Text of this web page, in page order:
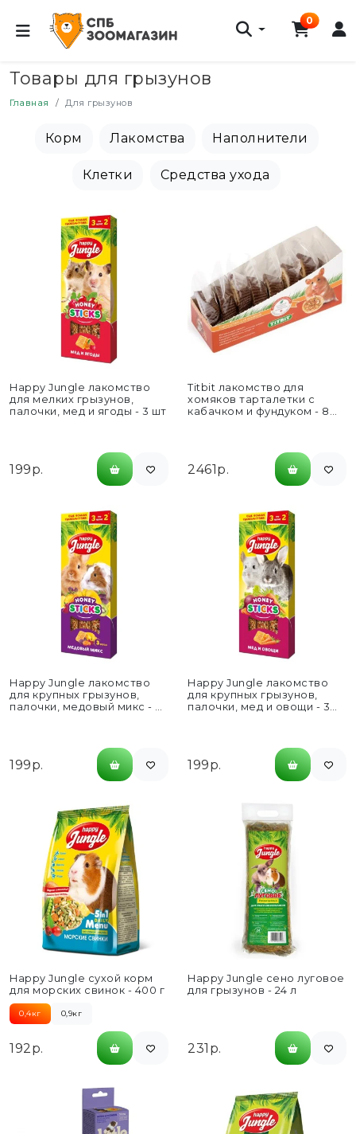
0
Товары для грызунов
Главная Для грызунов
Корм Лакомства Наполнители
Клетки Средства ухода
Happy Jungle лакомство
для мелких грызунов,
палочки, мед и ягоды - 3 шт
199р.
Titbit лакомство для
хомяков тарталетки с
кабачком и фундуком - 8
2461р.
Happy Jungle лакомство
для крупных грызунов,
палочки, медовый микс - 3
199р.
Happy Jungle лакомство
для крупных грызунов,
палочки, мед и овощи - 3
199р.
Happy Jungle сухой корм
для морских свинок - 400 г
0,4кг 0,9кг
192р.
Happy Jungle сено луговое
для грызунов - 24 л
231р.